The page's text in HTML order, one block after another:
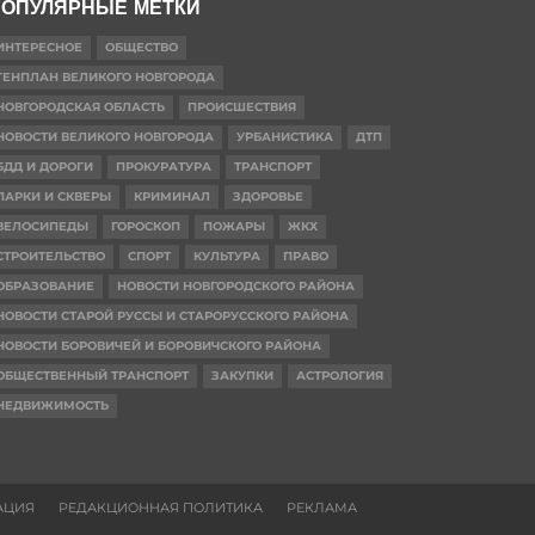
МЕТКИ
ОБЩЕСТВО
ВЕЛИКОГО НОВГОРОДА
ОБЛАСТЬ
ПРОИСШЕСТВИЯ
ВЕЛИКОГО НОВГОРОДА
УРБАНИСТИКА
ДТП
И ДОРОГИ
ПРОКУРАТУРА
ТРАНСПОРТ
И СКВЕРЫ
КРИМИНАЛ
ЗДОРОВЬЕ
ГОРОСКОП ПОЖАРЫ
ЖКХ
СПОРТ КУЛЬТУРА
ПРАВО
НОВОСТИ НОВГОРОДСКОГО РАЙОНА
СТАРОЙ РУССЫ И СТАРОРУССКОГО РАЙОНА
БОРОВИЧЕЙ И БОРОВИЧСКОГО РАЙОНА
ТРАНСПОРТ
ЗАКУПКИ
АСТРОЛОГИЯ
РЕДАКЦИОННАЯ ПОЛИТИКА РЕКЛАМА